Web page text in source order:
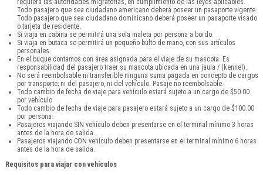
requiera las autoridades migratorias, en cumplimiento de las leyes aplicables.
Todo pasajero que sea ciudadano americano deberá poseer un pasaporte vigente.
Todo pasajero que sea ciudadano dominicano deberá poseer un pasaporte visado
o tarjeta de residente.
Si viaja en cabina se permitirá una sola maleta por persona a bordo.
Si viaja en butaca se permitirá un pequeño bulto de mano, con sus artículos
personales.
En el buque contamos con área asignada para el viaje de su mascota. Es
responsabilidad del pasajero traer su mascota ubicada en una jaula / (kennel).
No será reembolsable ni transferible ninguna suma pagada en concepto de cargos
por transporte; ni del pasajero, ni del vehículo. Pasaje no reembolsable.
Todo cambio de fecha de viaje para vehículo estará sujeto a un cargo de $50.00
por vehículo
Todo cambio de fecha de viaje para pasajero estará sujeto a un cargo de $100.00
por persona.
Pasajeros viajando SIN vehículo deben presentarse en el terminal mínimo 3 horas
antes de la hora de salida.
Pasajeros viajando CON vehículo deben presentarse en el terminal mínimo 6 horas
antes de la hora de salida.
Requisitos para viajar con vehículos